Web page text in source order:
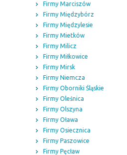
Firmy Marciszów
Firmy Międzybórz
Firmy Międzylesie
Firmy Mietków
Firmy Milicz
Firmy Miłkowice
Firmy Mirsk
Firmy Niemcza
Firmy Oborniki Śląskie
Firmy Oleśnica
Firmy Olszyna
Firmy Oława
Firmy Osiecznica
Firmy Paszowice
Firmy Pęcław